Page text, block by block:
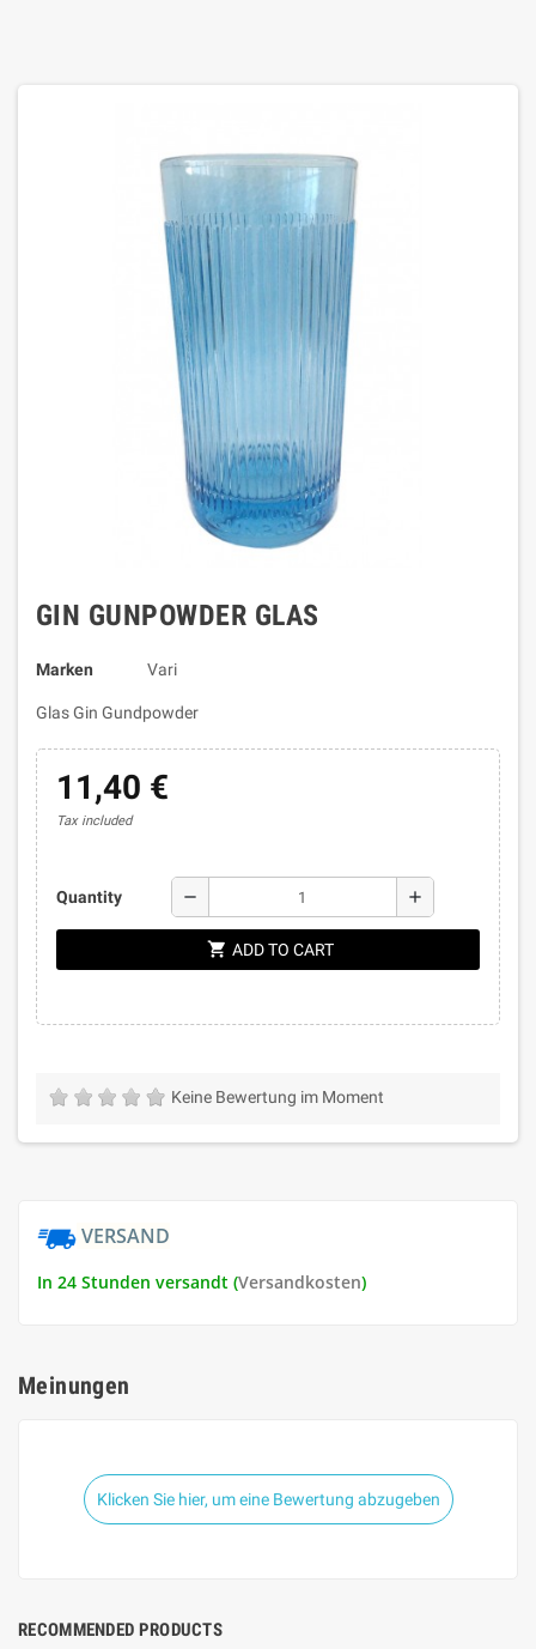
GIN GUNPOWDER GLAS
Marken Vari
Glas Gin Gundpowder
11,40 €
Tax included
Quantity remove add
shopping_cart ADD TO CART
Keine Bewertung im Moment
VERSAND
In 24 Stunden versandt (Versandkosten)
Meinungen
Klicken Sie hier, um eine Bewertung abzugeben
RECOMMENDED PRODUCTS